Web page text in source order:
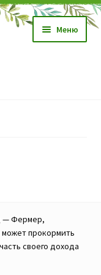
Меню
— Фермер,
прокормить
своего дохода